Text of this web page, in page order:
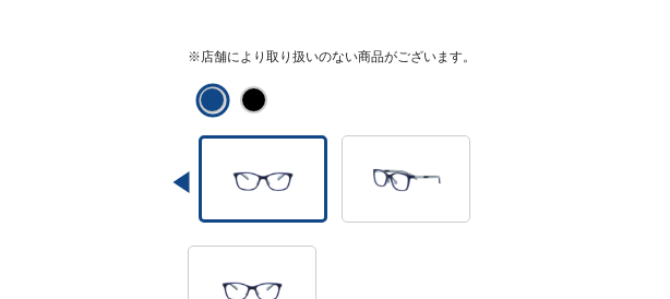
※店舗により取り扱いのない商品がございます。